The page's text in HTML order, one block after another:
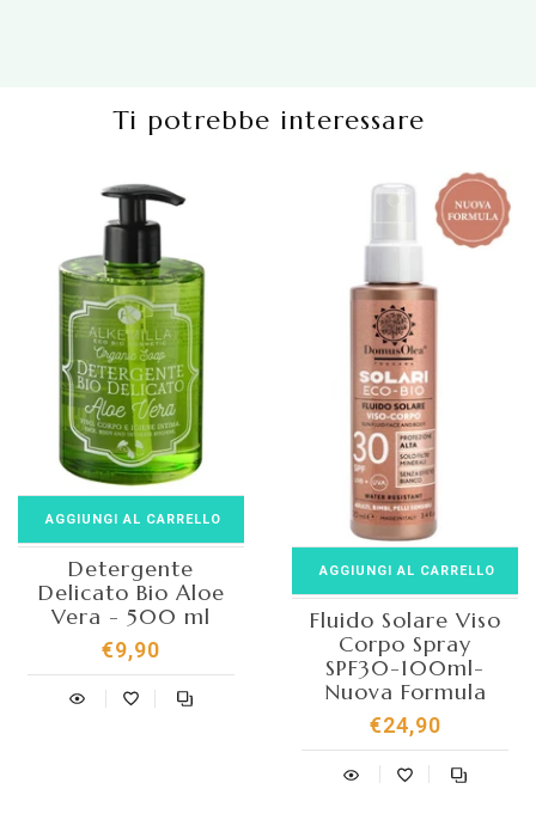
Ti potrebbe interessare
AGGIUNGI AL CARRELLO
Detergente
Delicato Bio Aloe
Vera - 500 ml
€9,90
AGGIUNGI AL CARRELLO
Fluido Solare Viso
Corpo Spray
SPF30-100ml-
Nuova Formula
€24,90